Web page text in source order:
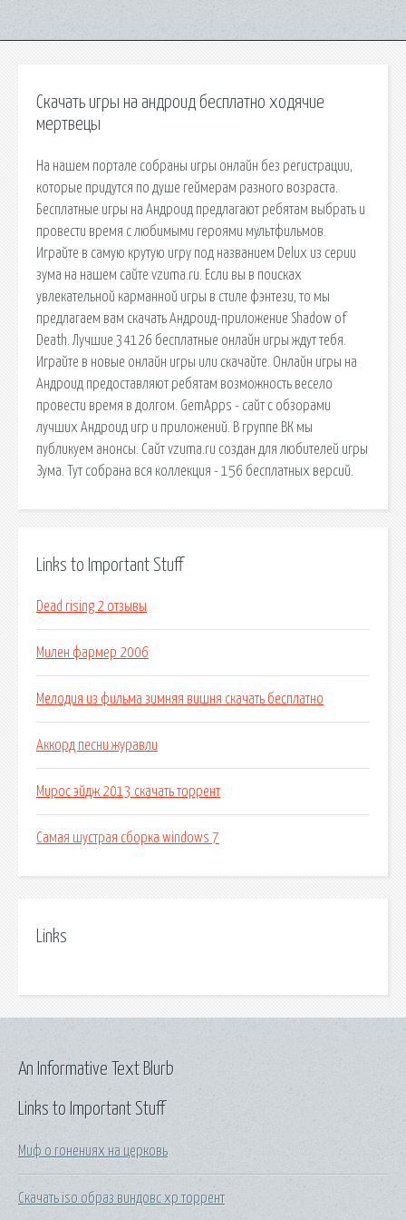
Скачать игры на андроид бесплатно ходячие
мертвецы
На нашем портале собраны игры онлайн без регистрации,
которые придутся по душе геймерам разного возраста.
Бесплатные игры на Андроид предлагают ребятам выбрать и
провести время с любимыми героями мультфильмов.
Играйте в самую крутую игру под названием Delux из серии
зума на нашем сайте vzuma.ru. Если вы в поисках
увлекательной карманной игры в стиле фэнтези, то мы
предлагаем вам скачать Андроид-приложение Shadow of
Death. Лучшие 34126 бесплатные онлайн игры ждут тебя.
Играйте в новые онлайн игры или скачайте. Онлайн игры на
Андроид предоставляют ребятам возможность весело
провести время в долгом. GemApps - сайт с обзорами
лучших Андроид игр и приложений. В группе ВК мы
публикуем анонсы. Сайт vzuma.ru создан для любителей игры
Зума. Тут собрана вся коллекция - 156 бесплатных версий.
Links to Important Stuff
Dead rising 2 отзывы
Милен фармер 2006
Мелодия из фильма зимняя вишня скачать бесплатно
Аккорд песни журавли
Мирос эйдж 2013 скачать торрент
Самая шустрая сборка windows 7
Links
Links to Important Stuff
Миф о гонениях на церковь
Скачать iso образ виндовс xp торрент
An Informative Text Blurb